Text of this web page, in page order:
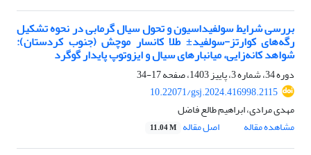
بررسی شرایط سولفیداسیون و تحول سیال گرمابی در نحوه تشکیل
رگه‌های کوارتز-سولفید± طلا کانسار موچش (جنوب کردستان):
شواهد کانه‌زایی، میانبارهای سیال و ایزوتوپ پایدار گوگرد
دوره 34، شماره 3، پاییز 1403، صفحه
17-34
10.22071/gsj.2024.416998.2115
مهدی مرادی، ابراهیم طالع فاضل
مشاهده مقاله
اصل مقاله 11.04 M